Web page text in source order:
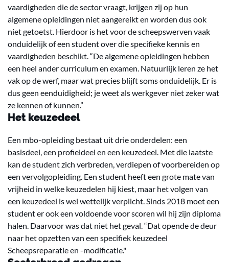
vaardigheden die de sector vraagt, krijgen zij op hun
algemene opleidingen niet aangereikt en worden dus ook
niet getoetst. Hierdoor is het voor de scheepswerven vaak
onduidelijk of een student over die specifieke kennis en
vaardigheden beschikt. “De algemene opleidingen hebben
een heel ander curriculum en examen. Natuurlijk leren ze het
vak op de werf, maar wat precies blijft soms onduidelijk. Er is
dus geen eenduidigheid; je weet als werkgever niet zeker wat
ze kennen of kunnen.”
Het keuzedeel
Een mbo-opleiding bestaat uit drie onderdelen: een
basisdeel, een profieldeel en een keuzedeel. Met die laatste
kan de student zich verbreden, verdiepen of voorbereiden op
een vervolgopleiding. Een student heeft een grote mate van
vrijheid in welke keuzedelen hij kiest, maar het volgen van
een keuzedeel is wel wettelijk verplicht. Sinds 2018 moet een
student er ook een voldoende voor scoren wil hij zijn diploma
halen. Daarvoor was dat niet het geval. “Dat opende de deur
naar het opzetten van een specifiek keuzedeel
Scheepsreparatie en -modificatie."